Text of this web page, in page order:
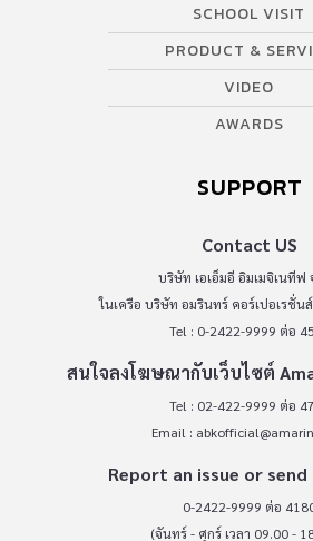
SCHOOL VISIT
PRODUCT &
VIDEO
AWARDS
SUPPORT
Contact US
บริษัท เอเอ็มอี อิมเมจิเนทีฟ
ในเครือ บริษัท อมรินทร์ คอร์เปอเรชั่น
Tel : 0-2422-9999 ต่อ
สนใจลงโฆษณากับเว็บไซต์
Tel : 02-422-9999 ต่อ
Email :
Report an issue or
0-2422-9999 ต่อ
(จันทร์ - ศุกร์ เวลา 09.00 -